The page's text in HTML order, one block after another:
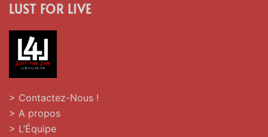
LUST FOR LIVE
> Contactez-Nous !
> A propos
> L’Équipe